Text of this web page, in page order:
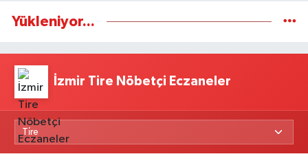
Yükleniyor...
İzmir Tire Nöbetçi Eczaneler